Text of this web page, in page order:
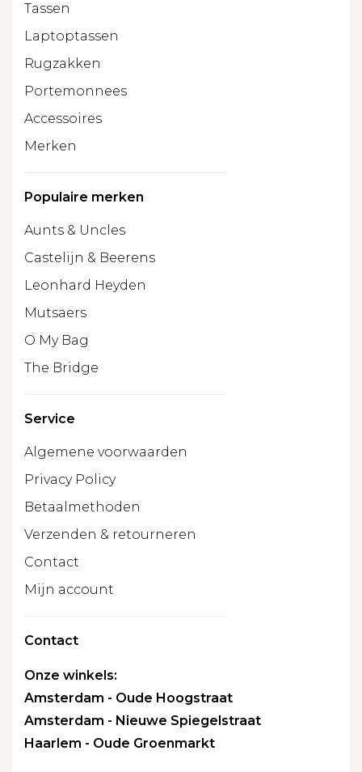
Tassen
Laptoptassen
Rugzakken
Portemonnees
Accessoires
Merken
Populaire merken
Aunts & Uncles
Castelijn & Beerens
Leonhard Heyden
Mutsaers
O My Bag
The Bridge
Service
Algemene voorwaarden
Privacy Policy
Betaalmethoden
Verzenden & retourneren
Contact
Mijn account
Contact
Onze winkels:
Amsterdam - Oude Hoogstraat
Amsterdam - Nieuwe Spiegelstraat
Haarlem - Oude Groenmarkt